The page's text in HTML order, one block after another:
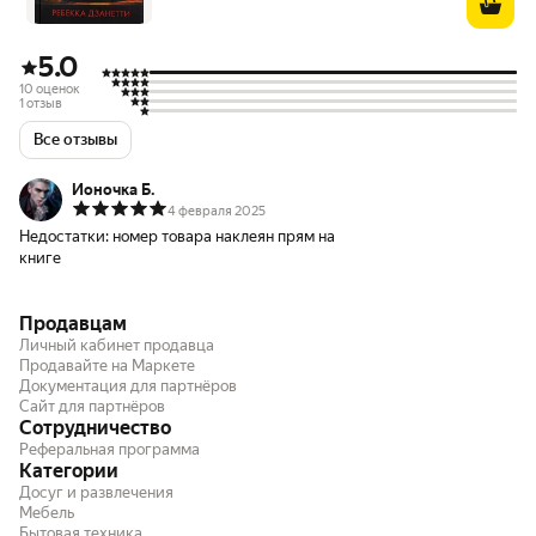
5.0
10 оценок
1 отзыв
Все отзывы
Ионочка Б.
4 февраля 2025
Недостатки: номер товара наклеян прям на
книге
Продавцам
Личный кабинет продавца
Продавайте на Маркете
Документация для партнёров
Сайт для партнёров
Сотрудничество
Реферальная программа
Категории
Досуг и развлечения
Мебель